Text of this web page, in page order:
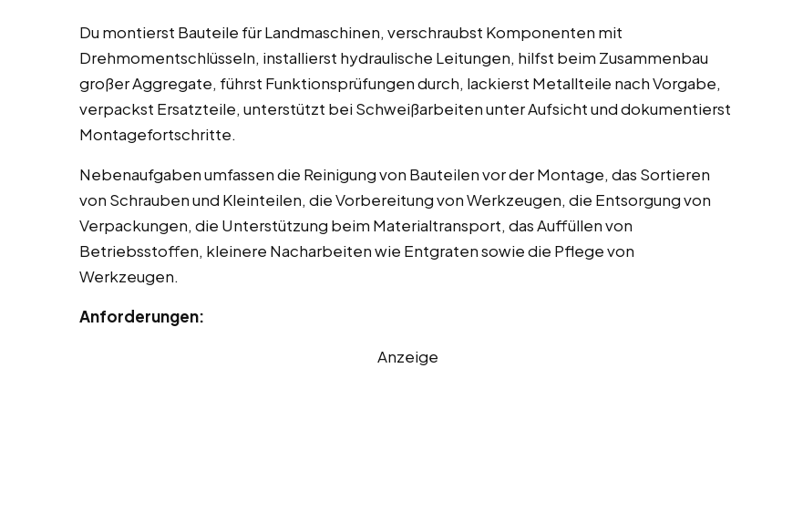
Du montierst Bauteile für Landmaschinen, verschraubst Komponenten mit
Drehmomentschlüsseln, installierst hydraulische Leitungen, hilfst beim Zusammenbau
großer Aggregate, führst Funktionsprüfungen durch, lackierst Metallteile nach Vorgabe,
verpackst Ersatzteile, unterstützt bei Schweißarbeiten unter Aufsicht und dokumentierst
Montagefortschritte.
Nebenaufgaben umfassen die Reinigung von Bauteilen vor der Montage, das Sortieren
von Schrauben und Kleinteilen, die Vorbereitung von Werkzeugen, die Entsorgung von
Verpackungen, die Unterstützung beim Materialtransport, das Auffüllen von
Betriebsstoffen, kleinere Nacharbeiten wie Entgraten sowie die Pflege von
Werkzeugen.
Anforderungen:
Anzeige